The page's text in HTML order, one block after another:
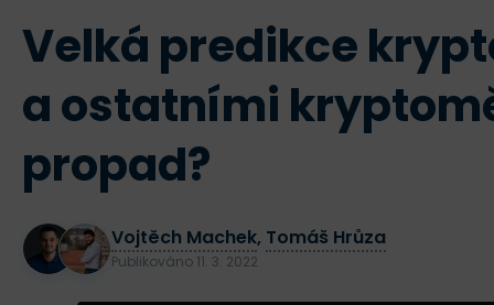
Velká predikce
a ostatními
propad?
Vojtěch Machek, Tomáš Hrůza
Publikováno 11. 3. 2022